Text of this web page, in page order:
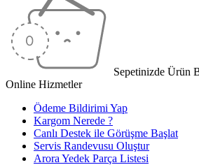
Sepetinizde Ürün
Online Hizmetler
Ödeme Bildirimi Yap
Kargom Nerede ?
Canlı Destek ile Görüşme Başlat
Servis Randevusu Oluştur
Arora Yedek Parça Listesi